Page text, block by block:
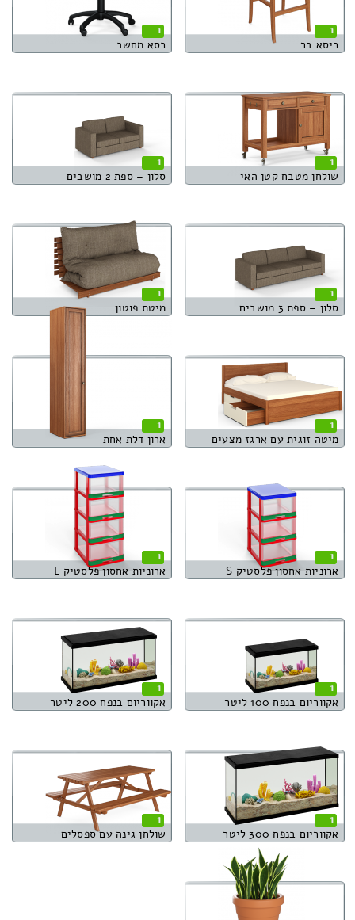
1
כיסא בר
1
כסא מחשב
1
שולחן מטבח קטן האי
1
סלון – ספת 2 מושבים
1
סלון – ספת 3 מושבים
1
מיטת פוטון
1
מיטה זוגית עם ארגז מצעים
1
ארון דלת אחת
1
ארוניות אחסון פלסטיק S
1
ארוניות אחסון פלסטיק L
1
אקווריום בנפח 100 ליטר
1
אקווריום בנפח 200 ליטר
1
אקווריום בנפח 300 ליטר
1
שולחן גינה עם ספסלים